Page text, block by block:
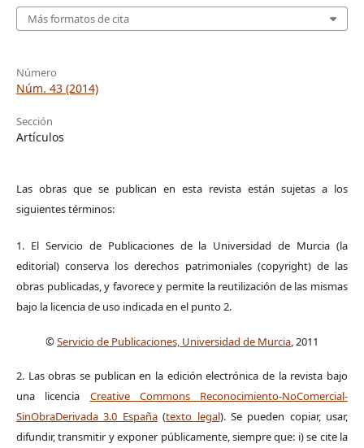
Más formatos de cita
Número
Núm. 43 (2014)
Sección
Artículos
Las obras que se publican en esta revista están sujetas a los
siguientes términos:
1. El Servicio de Publicaciones de la Universidad de Murcia (la
editorial) conserva los derechos patrimoniales (copyright) de las
obras publicadas, y favorece y permite la reutilización de las mismas
bajo la licencia de uso indicada en el punto 2.
©Servicio de Publicaciones, Universidad de Murcia, 2011
2. Las obras se publican en la edición electrónica de la revista bajo
una licencia Creative Commons Reconocimiento-NoComercial-
SinObraDerivada 3.0 España(texto legal). Se pueden copiar, usar,
difundir, transmitir y exponer públicamente, siempre que: i) se cite la